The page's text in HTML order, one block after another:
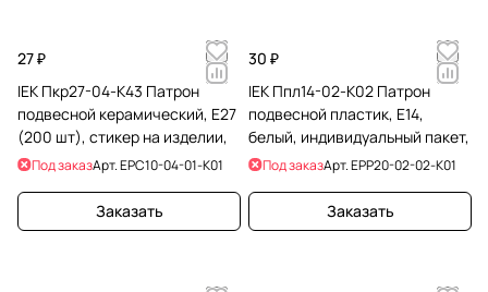
27 ₽
IEK Пкр27-04-К43 Патрон
подвесной керамический, Е27
(200 шт), стикер на изделии,
Под заказАрт.EPC10-04-01-K01
Заказать
30 ₽
IEK Ппл14-02-К02 Патрон
подвесной пластик, Е14,
белый, индивидуальный пакет,
Под заказАрт.EPP20-02-02-K01
Заказать